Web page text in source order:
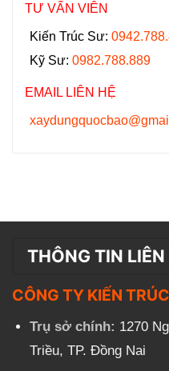
TƯ VẤN VIÊN
Kiến Trúc Sư:
Kỹ Sư: 0982.788.889
EMAIL LIÊN HỆ
THÔNG TIN LIÊN
CÔNG TY KIẾN
Trụ sở chính: 1270
Triều, TP. Đồng Nai